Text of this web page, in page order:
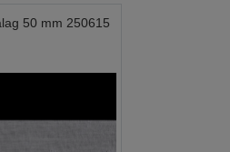
50 mm 250615